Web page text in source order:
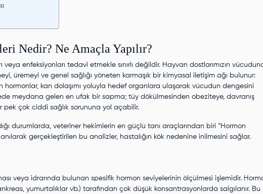
Nedir? Ne Amaçla Yapılır?
enfeksiyonları tedavi etmekle sınırlı değildir. Hayvan dostlarımızın
üremeyi ve genel sağlığı yöneten karmaşık bir kimyasal iletişim ağı bulunur:
hormonlar, kan dolaşımı yoluyla hedef organlara ulaşarak vücudun dengesini
meydana gelen en ufak bir sapma; tüy dökülmesinden obeziteye, davranış
pek çok ciddi sağlık sorununa yol açabilir.
durumlarda, veteriner hekimlerin en güçlü tanı araçlarından biri “Hormon
gerçekleştirilen bu analizler, hastalığın kök nedenine inilmesini sağlar.
veya idrarında bulunan spesifik hormon seviyelerinin ölçülmesi işlemidir.
yumurtalıklar vb.) tarafından çok düşük konsantrasyonlarda salgılanır. Bu